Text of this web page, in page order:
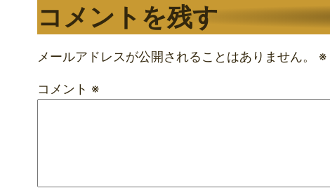
コメントを残す
メールアドレスが公開されることはありません。 ※
コメント ※